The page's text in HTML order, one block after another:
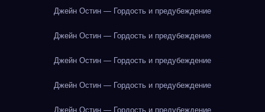
Джейн Остин — Гордость и предубеждение
Джейн Остин — Гордость и предубеждение
Джейн Остин — Гордость и предубеждение
Джейн Остин — Гордость и предубеждение
Джейн Остин — Гордость и предубеждение